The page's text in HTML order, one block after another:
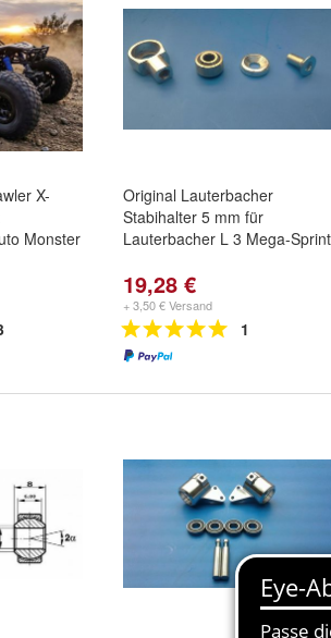
X-
Monster
Original Lauterbacher
Stabihalter 5 mm für
Lauterbacher L 3 Mega-Sprint
19,28 €
+ 3,50 € Versand
1